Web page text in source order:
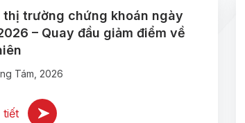
thị trường chứng khoán ngày
– Quay đầu giảm điểm về
Tám, 2026
tiết